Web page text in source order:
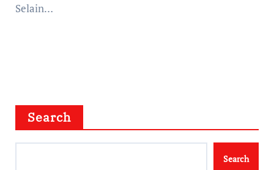
Selain…
Search
Search